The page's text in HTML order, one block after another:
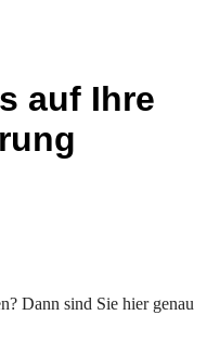
auf Ihre
Dann sind Sie hier genau